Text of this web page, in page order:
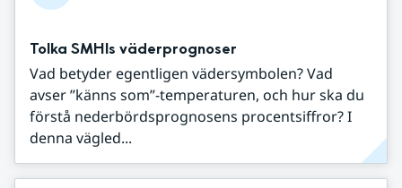
Tolka SMHIs väderprognoser
Vad betyder egentligen vädersymbolen? Vad
avser ”känns som”-temperaturen, och hur ska du
förstå nederbördsprognosens procentsiffror? I
denna vägled...